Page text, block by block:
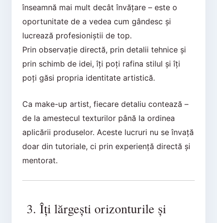
înseamnă mai mult decât învățare – este o
oportunitate de a vedea cum gândesc și
lucrează profesioniștii de top.
Prin observație directă, prin detalii tehnice și
prin schimb de idei, îți poți rafina stilul și îți
poți găsi propria identitate artistică.
Ca make-up artist, fiecare detaliu contează –
de la amestecul texturilor până la ordinea
aplicării produselor. Aceste lucruri nu se învață
doar din tutoriale, ci prin experiență directă și
mentorat.
3. Îți lărgești orizonturile și